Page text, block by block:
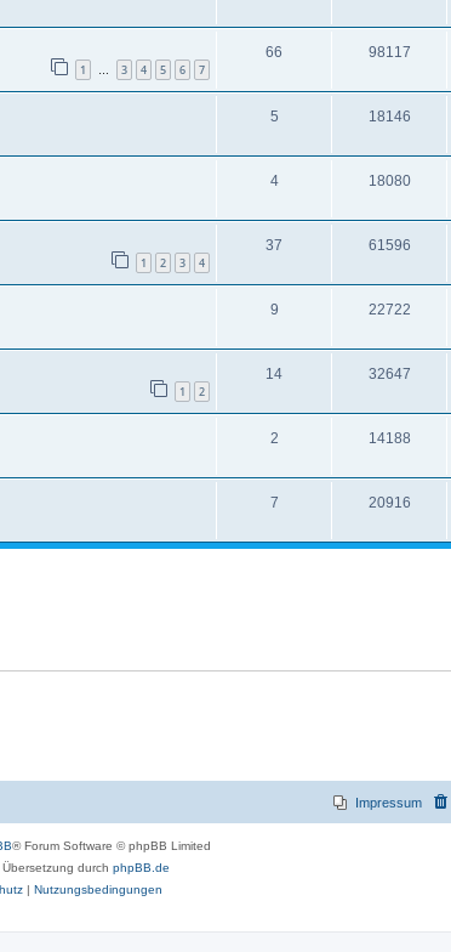
1 … 3 4 5 6 7
66 98117
5 18146
4 18080
1 2 3 4
37 61596
9 22722
1 2
14 32647
2 14188
7 20916
Impressum
® Forum Software © phpBB Limited
durch phpBB.de
| Nutzungsbedingungen